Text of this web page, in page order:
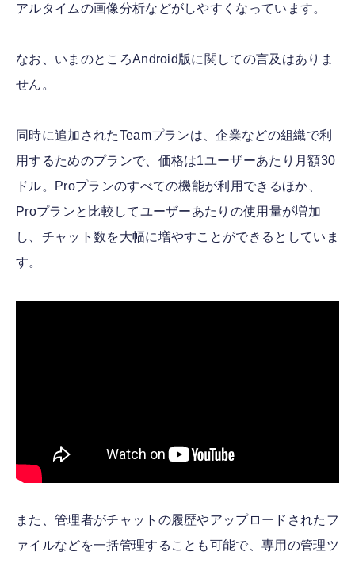
アルタイムの画像分析などがしやすくなっています。
なお、いまのところAndroid版に関しての言及はありま
せん。
同時に追加されたTeamプランは、企業などの組織で利
用するためのプランで、価格は1ユーザーあたり月額30
ドル。Proプランのすべての機能が利用できるほか、
Proプランと比較してユーザーあたりの使用量が増加
し、チャット数を大幅に増やすことができるとしていま
す。
また、管理者がチャットの履歴やアップロードされたフ
ァイルなどを一括管理することも可能で、専用の管理ツ